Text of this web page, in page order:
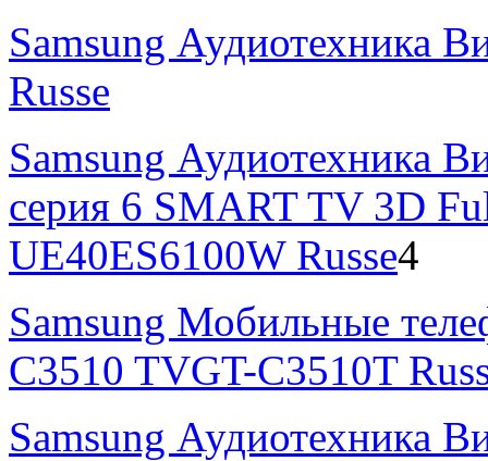
Samsung Аудиотехника
Russe
Samsung Аудиотехника
серия 6 SMART TV 3D
UE40ES6100W Russe4
Samsung Мобильные
C3510 TVGT-C3510T
Samsung Аудиотехника